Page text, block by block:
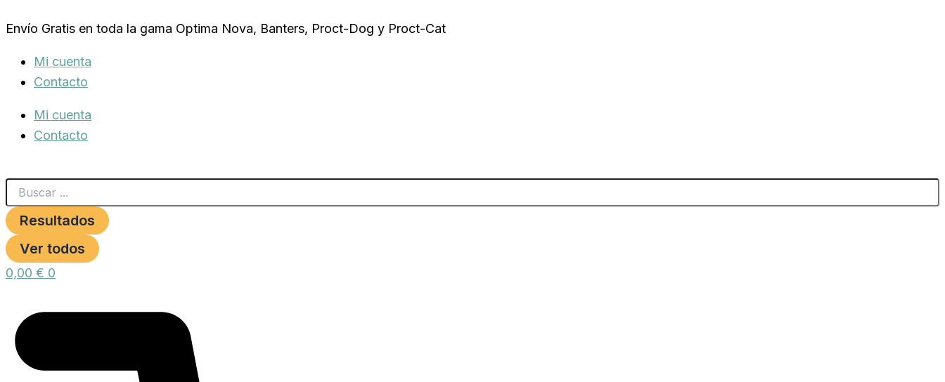
al
Envío Gratis en toda la gama Optima Nova, Banters, Proct-Dog y Proct-Cat
Mi cuenta
Contacto
Mi cuenta
Contacto
Resultados
Ver todos
0,00 € 0
CON
25x8cm.100gr.
cantidad